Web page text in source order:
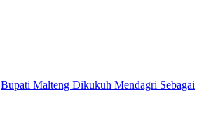
Bupati Malteng Dikukuh Mendagri Sebagai